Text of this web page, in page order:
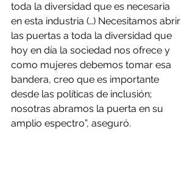
toda la diversidad que es necesaria
en esta industria (…) Necesitamos abrir
las puertas a toda la diversidad que
hoy en día la sociedad nos ofrece y
como mujeres debemos tomar esa
bandera, creo que es importante
desde las políticas de inclusión;
nosotras abramos la puerta en su
amplio espectro”, aseguró.